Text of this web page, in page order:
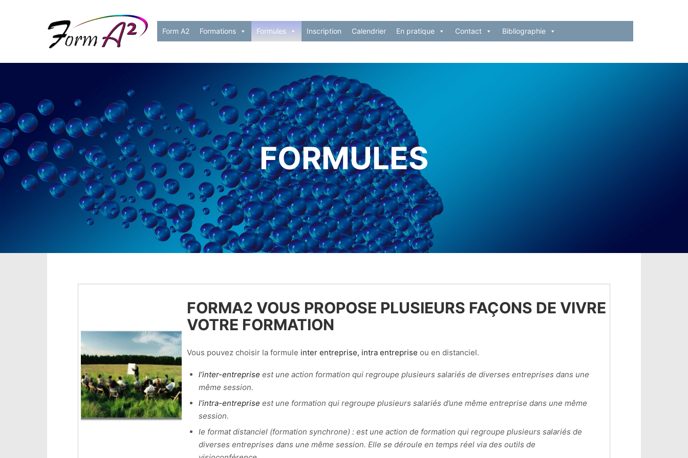
Form A2 Formations Formules Inscription Calendrier En pratique Contact Bibliographie
FORMULES
FORMA2 VOUS PROPOSE PLUSIEURS FAÇONS DE VIVRE
VOTRE FORMATION
Vous pouvez choisir la formule inter entreprise, intra entreprise ou en distanciel.
l’inter-entreprise est une action formation qui regroupe plusieurs salariés de diverses entreprises dans une
même session.
l’intra-entreprise est une formation qui regroupe plusieurs salariés d’une même entreprise dans une même
session.
le format distanciel (formation synchrone) : est une action de formation qui regroupe plusieurs salariés de
diverses entreprises dans une même session. Elle se déroule en temps réel via des outils de